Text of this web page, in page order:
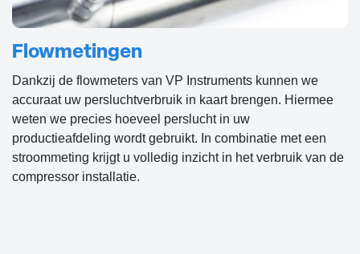
Flowmetingen
Dankzij de flowmeters van VP Instruments kunnen we
accuraat uw persluchtverbruik in kaart brengen. Hiermee
weten we precies hoeveel perslucht in uw
productieafdeling wordt gebruikt. In combinatie met een
stroommeting krijgt u volledig inzicht in het verbruik van de
compressor installatie.